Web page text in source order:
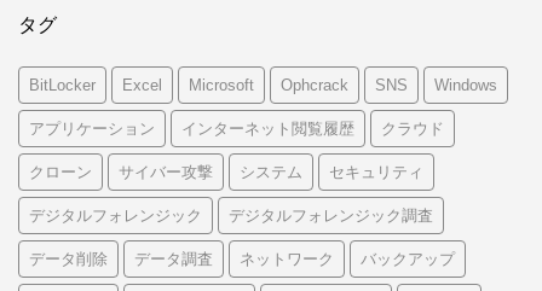
タグ
BitLocker Excel Microsoft Ophcrack SNS Windows
アプリケーション インターネット閲覧履歴 クラウド
クローン サイバー攻撃 システム セキュリティ
デジタルフォレンジック デジタルフォレンジック調査
データ削除 データ調査 ネットワーク バックアップ